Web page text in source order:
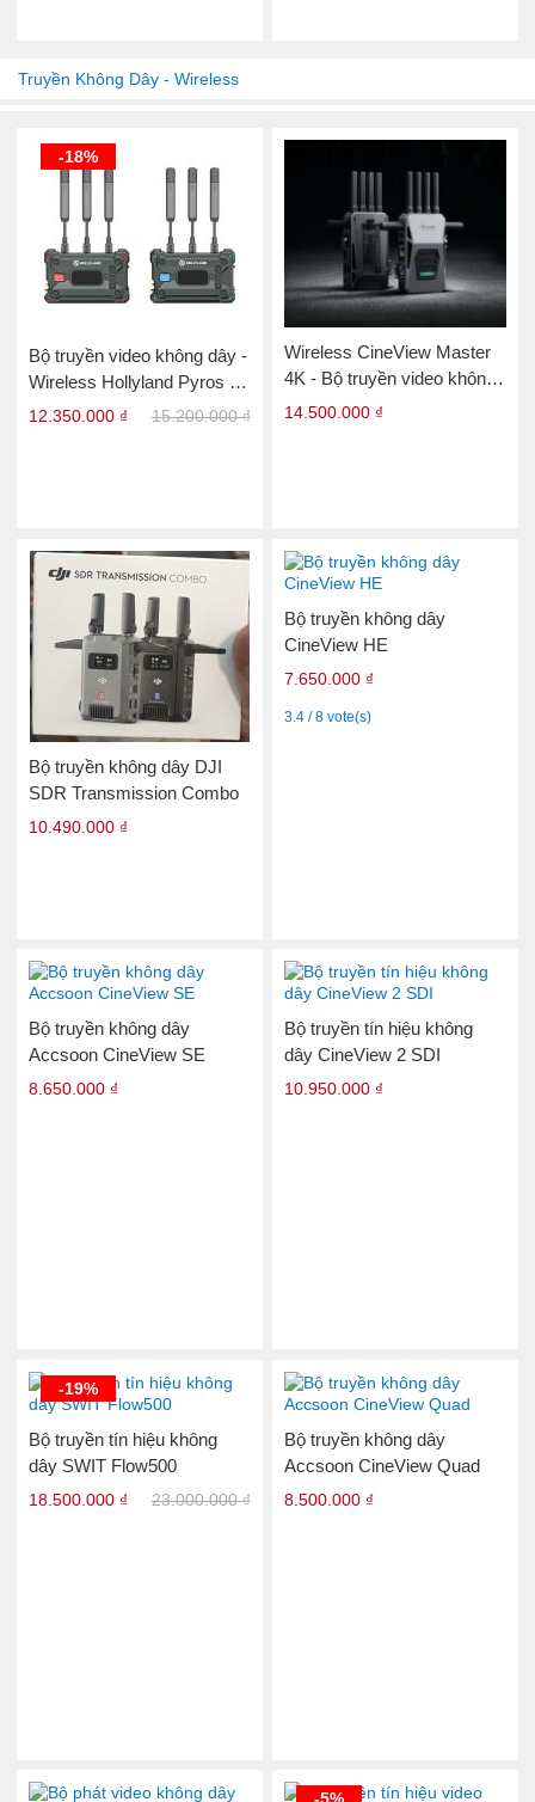
Truyền Không Dây - Wireless
-18%
Bộ truyền video không dây -
Wireless Hollyland Pyros S
4K (HDMI/SDI )
12.350.000 ₫ 15.200.000 ₫
Wireless CineView Master
4K - Bộ truyền video không
dây
14.500.000 ₫
Bộ truyền không dây DJI
SDR Transmission Combo
10.490.000 ₫
Bộ truyền không dây
CineView HE
7.650.000 ₫
3.4 / 8 vote(s)
Bộ truyền không dây
Accsoon CineView SE
8.650.000 ₫
Bộ truyền tín hiệu không
dây CineView 2 SDI
10.950.000 ₫
-19%
Bộ truyền tín hiệu không
dây SWIT Flow500
18.500.000 ₫ 23.000.000 ₫
Bộ truyền không dây
Accsoon CineView Quad
8.500.000 ₫